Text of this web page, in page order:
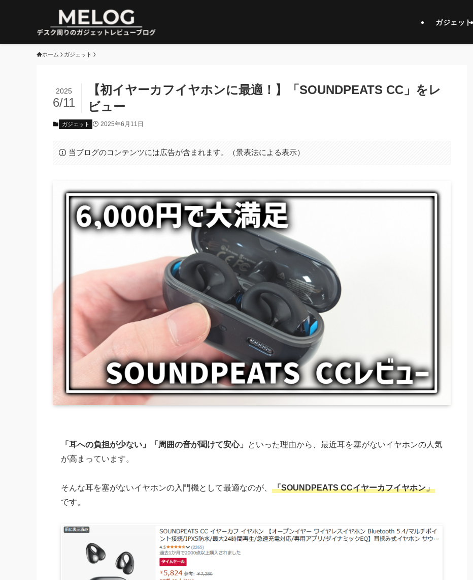
ガジェット
ホーム ガジェット
【初イヤーカフイヤホンに最適！】「SOUNDPEATS CC」をレ
ビュー
2025
6/11
ガジェット 2025年6月11日
当ブログのコンテンツには広告が含まれます。（景表法による表示）
「耳への負担が少ない」「周囲の音が聞けて安心」
といった理由から、最近耳を塞がないイヤホンの人気
が高まっています。
そんな耳を塞がないイヤホンの入門機として最適なのが、
「SOUNDPEATS CCイヤーカフイヤホン」
です。